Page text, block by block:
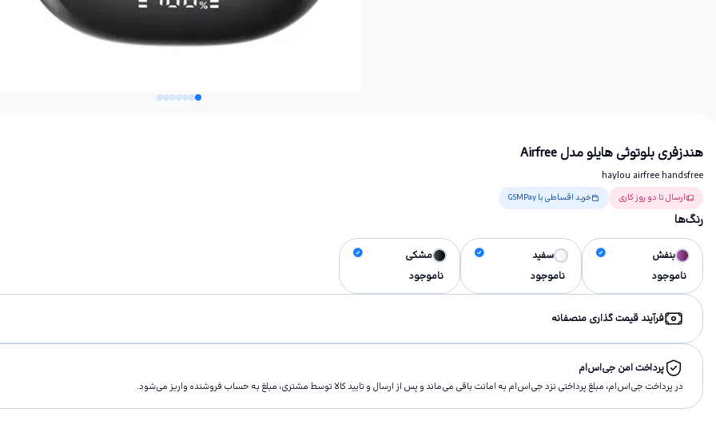
هندزفری بلوتوثی هایلو مدل Airfree
haylou airfree handsfree
ارسال تا دو روز کاری خرید اقساطی با GSMPay
رنگ‌ها
بنفش
ناموجود
سفید
ناموجود
مشکی
ناموجود
فرآیند قیمت گذاری منصفانه
پرداخت امن جی‌اس‌ام
در پرداخت جی‌اس‌ام، مبلغ پرداختى نزد جی‌اس‌ام به امانت باقى مى‌ماند و پس از ارسال و تاييد كالا توسط مشتری، مبلغ به حساب فروشنده واريز مى‌شود.